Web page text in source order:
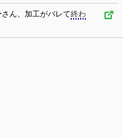
さん、加工がバレて終わ